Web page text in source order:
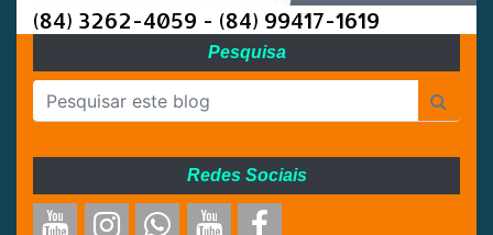
(84) 3262-4059 - (84) 99417-1619
Pesquisa
Redes Sociais